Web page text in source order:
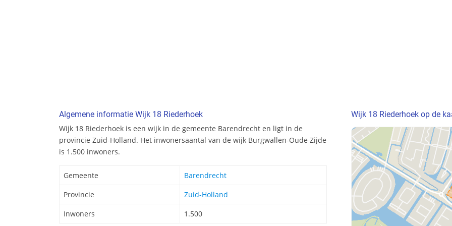
Algemene informatie Wijk 18 Riederhoek
Wijk 18 Riederhoek is een wijk in de gemeente Barendrecht en ligt in de
provincie Zuid-Holland. Het inwonersaantal van de wijk Burgwallen-Oude Zijde
is 1.500 inwoners.
Gemeente
Barendrecht
Provincie
Zuid-Holland
Inwoners
1.500
Wijk 18 Riederhoek op de